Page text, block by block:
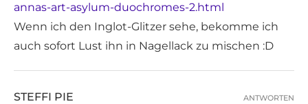
annas-art-asylum-duochromes-2.html
Wenn ich den Inglot-Glitzer sehe, bekomme ich
auch sofort Lust ihn in Nagellack zu mischen :D
STEFFI PIE ANTWORTEN